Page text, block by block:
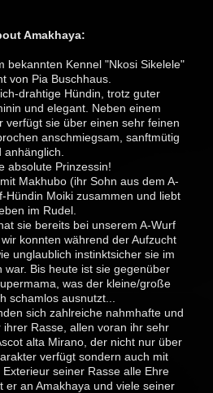
Amakhaya:
bekannten Kennel "Nkosi Sikelele"
von Pia Buschhaus.
drahtige Hündin, trotz guter
und elegant. Neben einem
verfügt sie über einen sehr feinen
anschmiegsam, sanftmütig
anhänglich.
absolute Prinzessin!
Makhubo (ihr Sohn aus dem A-
Hündin Moiki zusammen und liebt
im Rudel.
sie bereits bei unserem A-Wurf
konnten während der Aufzucht
unglaublich instinktsicher sie im
war. Bis heute ist sie gegenüber
was der kleine/große
schamlos ausnutzt...
sich zahlreiche nahmhafte und
Rasse, allen voran ihr sehr
alta Mirano, der nicht nur über
verfügt sondern auch mit
seiner Rasse alle Ehre
er an Amakhaya und viele seiner